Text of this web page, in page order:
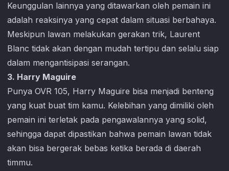
Keunggulan lainnya yang ditawarkan oleh pemain ini
adalah reaksinya yang cepat dalam situasi berbahaya.
Meskipun lawan melakukan gerakan trik, Laurent
Blanc tidak akan dengan mudah tertipu dan selalu siap
dalam mengantisipasi serangan.
3. Harry Maguire
Punya OVR 105, Harry Maguire bisa menjadi benteng
yang kuat buat tim kamu. Kelebihan yang dimiliki oleh
pemain ini terletak pada pengawalannya yang solid,
sehingga dapat dipastikan bahwa pemain lawan tidak
akan bisa bergerak bebas ketika berada di daerah
timmu.